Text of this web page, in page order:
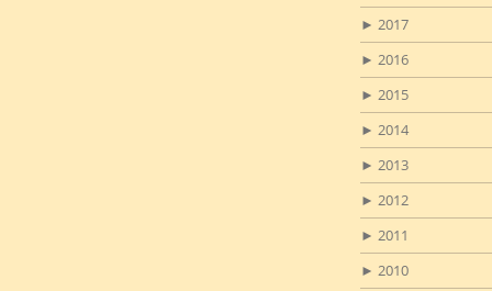
► 2017
► 2016
► 2015
► 2014
► 2013
► 2012
► 2011
► 2010